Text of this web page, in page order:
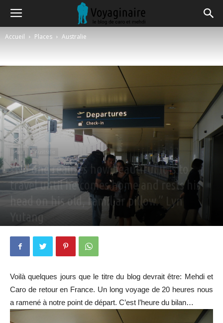
Accueil Places Australie
Places Australie
“No one realizes how beautiful it is to
travel until he comes home and rests his
head on his old, familiar pillow.” Lyn
Yutang
Voilà quelques jours que le titre du blog devrait être: Mehdi et
Caro de retour en France. Un long voyage de 20 heures nous
a ramené à notre point de départ. C’est l’heure du bilan…